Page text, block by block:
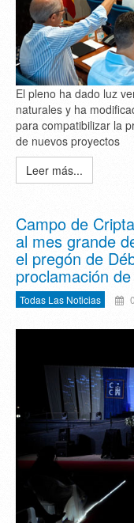
El pleno ha dado luz
naturales y ha
para compatibilizar la
de nuevos proyectos
Leer más...
Campo de
al mes grande
el pregón de
proclamación
Todas Las Noticias